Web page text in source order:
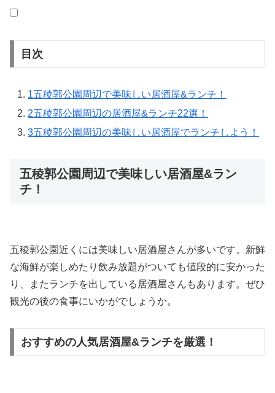
目次
1五稜郭公園周辺で美味しい居酒屋&ランチ！
2五稜郭公園周辺の居酒屋&ランチ22選！
3五稜郭公園周辺の美味しい居酒屋でランチしよう！
五稜郭公園周辺で美味しい居酒屋&ラン
チ！
五稜郭公園近くには美味しい居酒屋さんが多いです。新鮮
な海鮮が楽しめたり飲み放題がついても値段的に安かった
り、またランチを出している居酒屋さんもあります。ぜひ
観光の後の食事にいかがでしょうか。
おすすめの人気居酒屋&ランチを厳選！